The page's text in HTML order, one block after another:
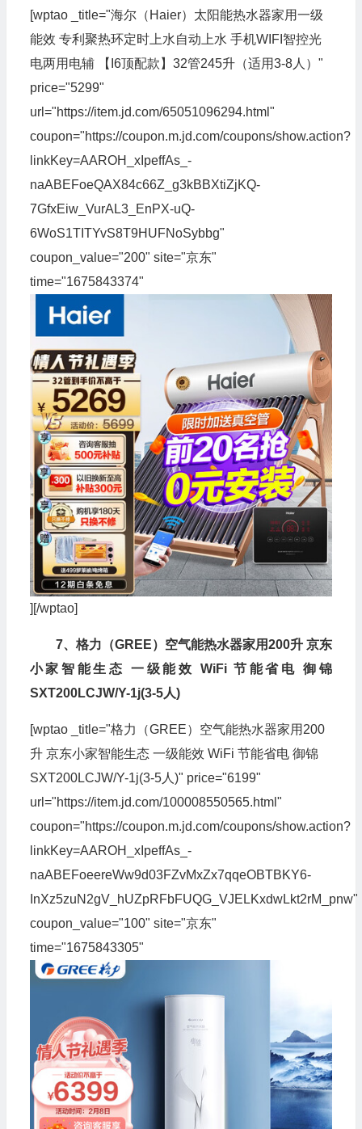
[wptao _title="海尔（Haier）太阳能热水器家用一级
能效 专利聚热环定时上水自动上水 手机WIFI智控光
电两用电辅 【I6顶配款】32管245升（适用3-8人）"
price="5299"
url="https://item.jd.com/65051096294.html"
coupon="https://coupon.m.jd.com/coupons/show.action?
linkKey=AAROH_xIpeffAs_-
naABEFoeQAX84c66Z_g3kBBXtiZjKQ-
7GfxEiw_VurAL3_EnPX-uQ-
6WoS1TITYvS8T9HUFNoSybbg"
coupon_value="200" site="京东"
time="1675843374"
][/wptao]
7、格力（GREE）空气能热水器家用200升 京东
小家智能生态 一级能效 WiFi 节能省电 御锦
SXT200LCJW/Y-1j(3-5人)
[wptao _title="格力（GREE）空气能热水器家用200
升 京东小家智能生态 一级能效 WiFi 节能省电 御锦
SXT200LCJW/Y-1j(3-5人)" price="6199"
url="https://item.jd.com/100008550565.html"
coupon="https://coupon.m.jd.com/coupons/show.action?
linkKey=AAROH_xIpeffAs_-
naABEFoeereWw9d03FZvMxZx7qqeOBTBKY6-
InXz5zuN2gV_hUZpRFbFUQG_VJELKxdwLkt2rM_pnw"
coupon_value="100" site="京东"
time="1675843305"